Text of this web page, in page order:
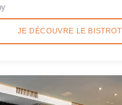
JE DÉCOUVRE LE BISTROT